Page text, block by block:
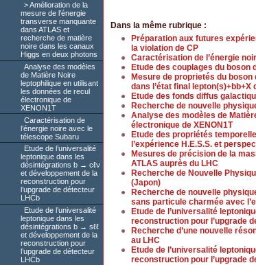
Amélioration de la
mesure de l’énergie
transverse manquante
dans ATLAS et
recherche de matière
noire dans les canaux
Higgs en deux photons
Analyse des modèles
de Matière Noire
leptophilique en utilisant
les données de recul
électronique de
XENON1T
Caractérisation de
l’énergie noire avec le
télescope Subaru
Etude de l’universalité
leptonique dans les
désintégrations b → cℓν
et développement de la
reconstruction pour
l’upgrade de détecteur
LHCb
Etude de l’universalité
leptonique dans les
désintégrations b → sℓℓ
et développement de la
reconstruction pour
l’upgrade de détecteur
LHCb
Dans la même rubrique :
Préparation aux futures
la violation de CP
Caractérisation de l’énergie
Etude des couplages du boson
Mesure de proprietés du
dans l’état final lepton(s)+bb+X
Etude des fonds diffus
Recherche de nouvelle
Analyse des modèles de
électronique de XENON1T
Etude des propriétés
l’expérience H.E.S.S. et
Mesures de précision de la
ATLAS auprès du LHC
Recherche de Nouvelle
(Japon)
Recherche de nouvelle
sans particule charmée avec
Etude de l’universalité
reconstruction pour l’upgrade
Recherche d’une nouvelle
au LHC
Etude de l’universalité
reconstruction pour l’upgrade